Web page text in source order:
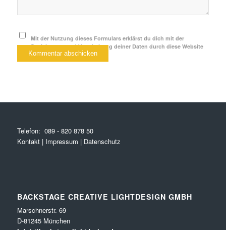
Mit der Nutzung dieses Formulars erklärst du dich mit der
Speicherung und Verarbeitung deiner Daten durch diese Website
einverstanden.*
Telefon: 089 - 820 878 50
Kontakt| Impressum | Datenschutz
BACKSTAGE CREATIVE LIGHTDESIGN GMBH
Marschnerstr. 69
D-81245 München